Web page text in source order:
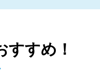
すすめ！